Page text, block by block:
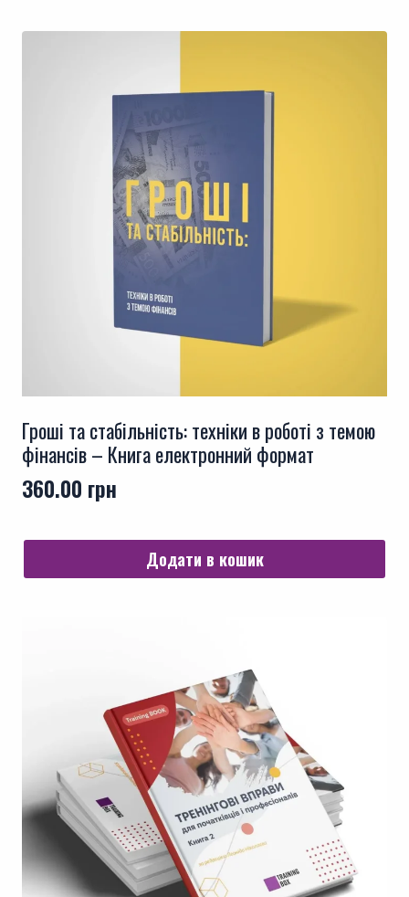
Гроші та стабільність: техніки в роботі з темою
фінансів – Книга електронний формат
360.00 грн
Додати в кошик